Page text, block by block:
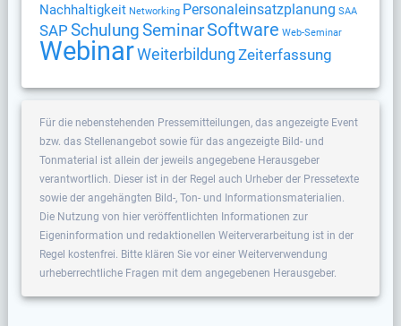
Nachhaltigkeit Networking Personaleinsatzplanung SAA
SAP SchulungSeminarSoftware Web-Seminar
WebinarWeiterbildung Zeiterfassung
Für die nebenstehenden Pressemitteilungen, das angezeigte Event
bzw. das Stellenangebot sowie für das angezeigte Bild- und
Tonmaterial ist allein der jeweils angegebene Herausgeber
verantwortlich. Dieser ist in der Regel auch Urheber der Pressetexte
sowie der angehängten Bild-, Ton- und Informationsmaterialien.
Die Nutzung von hier veröffentlichten Informationen zur
Eigeninformation und redaktionellen Weiterverarbeitung ist in der
Regel kostenfrei. Bitte klären Sie vor einer Weiterverwendung
urheberrechtliche Fragen mit dem angegebenen Herausgeber.